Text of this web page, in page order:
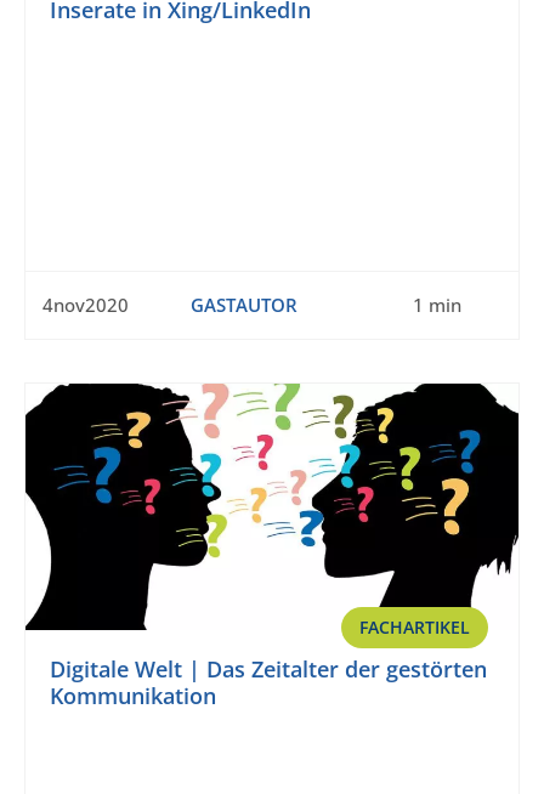
Inserate in Xing/LinkedIn
4nov2020 GASTAUTOR 1 min
FACHARTIKEL
Digitale Welt | Das Zeitalter der gestörten
Kommunikation